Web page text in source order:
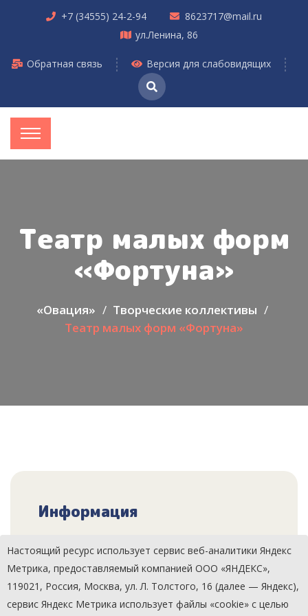
+7 (34555) 24-2-94
8623717@mail.ru
ул.Ленина, 86
Обратная связь Версия для слабовидящих
Театр малых форм
«Фортуна»
«Овация»
Творческие коллективы
Театр малых форм «Фортуна»
Информация
Сладковский РДК
Количество участников:
Настоящий ресурс использует сервис веб-аналитики Яндекс
Метрика, предоставляемый компанией ООО «ЯНДЕКС»,
119021, Россия, Москва, ул. Л. Толстого, 16 (далее — Яндекс),
сервис Яндекс Метрика использует файлы «cookie» с целью